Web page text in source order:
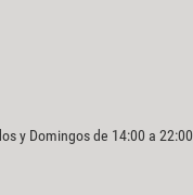
y Domingos de 14:00 a 22:00